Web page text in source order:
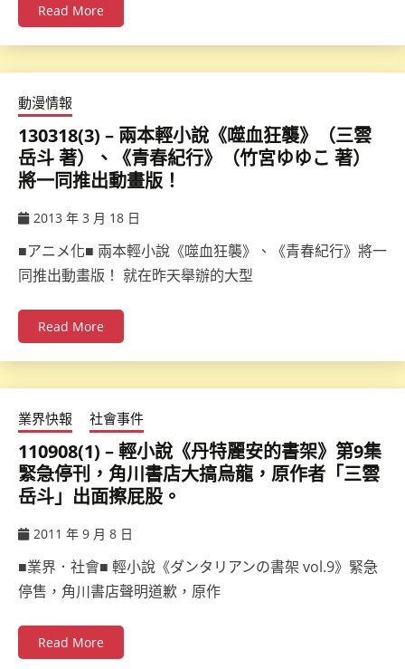
Read More
動漫情報
130318(3) – 兩本輕小說《噬血狂襲》（三雲
岳斗 著）、《青春紀行》（竹宮ゆゆこ 著）
將一同推出動畫版！
2013 年 3 月 18 日
■アニメ化■ 兩本輕小說《噬血狂襲》、《青春紀行》將一
同推出動畫版！ 就在昨天舉辦的大型
Read More
業界快報 社會事件
110908(1) – 輕小說《丹特麗安的書架》第9集
緊急停刊，角川書店大搞烏龍，原作者「三雲
岳斗」出面擦屁股。
2011 年 9 月 8 日
■業界．社會■ 輕小說《ダンタリアンの書架 vol.9》緊急
停售，角川書店聲明道歉，原作
Read More